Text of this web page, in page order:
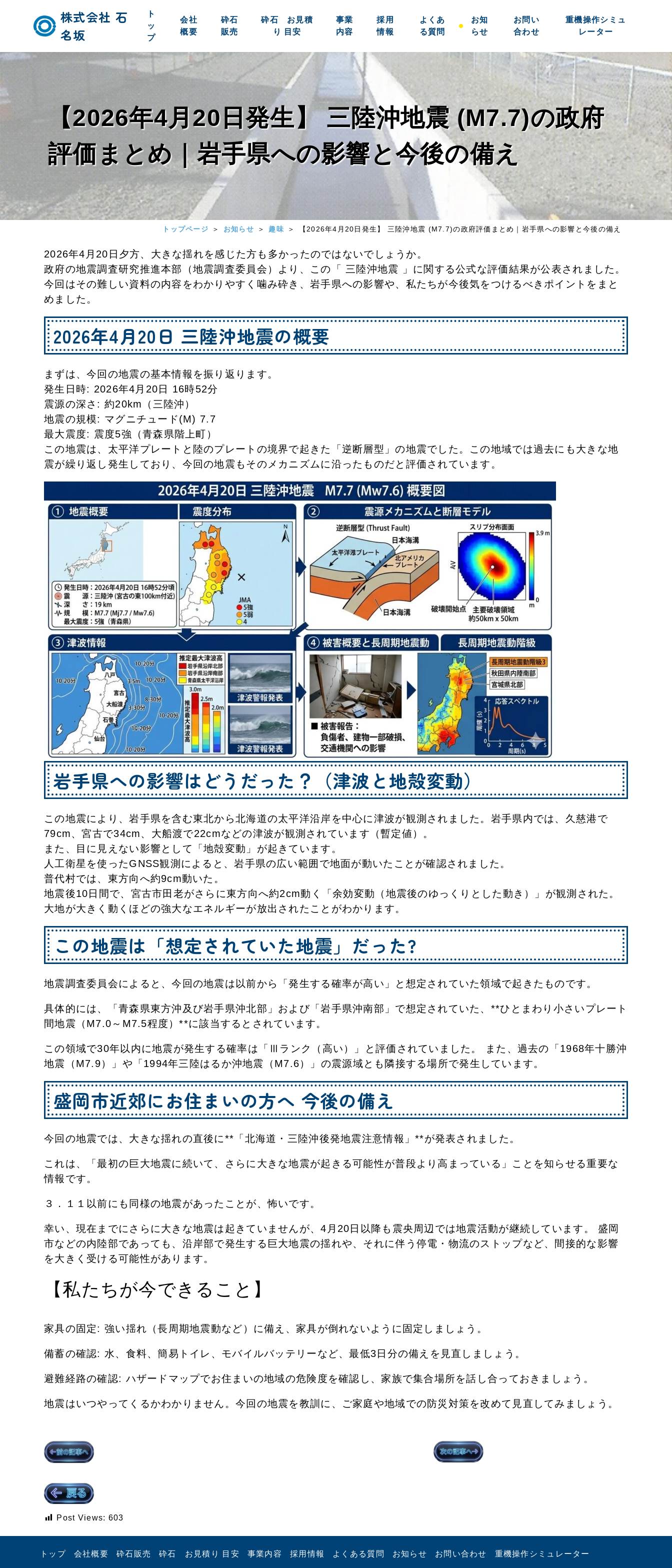
株式会社 石
名坂
ト
ッ
プ
会社
概要
砕石
販売
砕石 お見積
り 目安
事業
内容
採用
情報
よくあ
る質問
お知
らせ
お問い
合わせ
重機操作シミュ
レーター
【2026年4月20日発生】 三陸沖地震 (M7.7)の政府
評価まとめ｜岩手県への影響と今後の備え
トップページ お知らせ 趣味 【2026年4月20日発生】 三陸沖地震 (M7.7)の政府評価まとめ｜岩手県への影響と今後の備え
2026年4月20日夕方、大きな揺れを感じた方も多かったのではないでしょうか。
​政府の地震調査研究推進本部（地震調査委員会）より、この「 三陸沖地震 」に関する公式な評価結果が公表されました。
今回はその難しい資料の内容をわかりやすく噛み砕き、岩手県への影響や、私たちが今後気をつけるべきポイントをまと
めました。
2026年4月20日 三陸沖地震の概要
まずは、今回の地震の基本情報を振り返ります。
​発生日時: 2026年4月20日 16時52分
​震源の深さ: 約20km（三陸沖）
​地震の規模: マグニチュード(M) 7.7
​最大震度: 震度5強（青森県階上町）
​この地震は、太平洋プレートと陸のプレートの境界で起きた「逆断層型」の地震でした。この地域では過去にも大きな地
震が繰り返し発生しており、今回の地震もそのメカニズムに沿ったものだと評価されています。
​岩手県への影響はどうだった？（津波と地殻変動）
この地震により、岩手県を含む東北から北海道の太平洋沿岸を中心に津波が観測されました。岩手県内では、久慈港で
79cm、宮古で34cm、大船渡で22cmなどの津波が観測されています（暫定値）。
​また、目に見えない影響として「地殻変動」が起きています。
人工衛星を使ったGNSS観測によると、岩手県の広い範囲で地面が動いたことが確認されました。
​普代村では、東方向へ約9cm動いた。
​地震後10日間で、宮古市田老がさらに東方向へ約2cm動く「余効変動（地震後のゆっくりとした動き）」が観測された。
​大地が大きく動くほどの強大なエネルギーが放出されたことがわかります。
この地震は「想定されていた地震」だった?
地震調査委員会によると、今回の地震は以前から「発生する確率が高い」と想定されていた領域で起きたものです。
具体的には、「青森県東方沖及び岩手県沖北部」および「岩手県沖南部」で想定されていた、**ひとまわり小さいプレート
間地震（M7.0～M7.5程度）**に該当するとされています。
この領域で30年以内に地震が発生する確率は「Ⅲランク（高い）」と評価されていました。 ​また、過去の「1968年十勝沖
地震（M7.9）」や「1994年三陸はるか沖地震（M7.6）」の震源域とも隣接する場所で発生しています。
盛岡市近郊にお住まいの方へ 今後の備え
​今回の地震では、大きな揺れの直後に**「北海道・三陸沖後発地震注意情報」**が発表されました。
これは、「最初の巨大地震に続いて、さらに大きな地震が起きる可能性が普段より高まっている」ことを知らせる重要な
情報です。
​３．１１以前にも同様の地震があったことが、怖いです。
幸い、現在までにさらに大きな地震は起きていませんが、4月20日以降も震央周辺では地震活動が継続しています。 ​盛岡
市などの内陸部であっても、沿岸部で発生する巨大地震の揺れや、それに伴う停電・物流のストップなど、間接的な影響
を大きく受ける可能性があります。
​【私たちが今できること】
​家具の固定: 強い揺れ（長周期地震動など）に備え、家具が倒れないように固定しましょう。
​備蓄の確認: 水、食料、簡易トイレ、モバイルバッテリーなど、最低3日分の備えを見直しましょう。​
避難経路の確認: ハザードマップでお住まいの地域の危険度を確認し、家族で集合場所を話し合っておきましょう。​
地震はいつやってくるかわかりません。今回の地震を教訓に、ご家庭や地域での防災対策を改めて見直してみましょう。
Post Views: 603
トップ 会社概要 砕石販売 砕石 お見積り 目安 事業内容 採用情報 よくある質問 お知らせ お問い合わせ 重機操作シミュレーター